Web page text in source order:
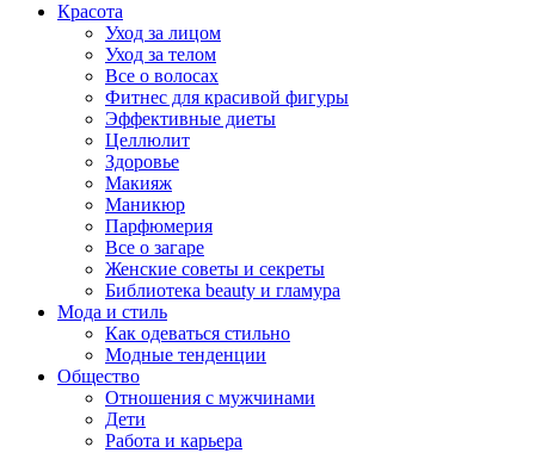
Красота
Уход за лицом
Уход за телом
Все о волосах
Фитнес для красивой фигуры
Эффективные диеты
Целлюлит
Здоровье
Макияж
Маникюр
Парфюмерия
Все о загаре
Женские советы и секреты
Библиотека beauty и гламура
Мода и стиль
Как одеваться стильно
Модные тенденции
Общество
Отношения с мужчинами
Дети
Работа и карьера